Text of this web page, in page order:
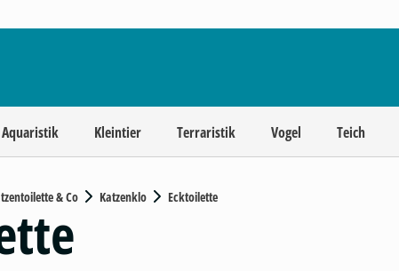
Aquaristik Kleintier Terraristik Vogel Teich
& Co Katzenklo Ecktoilette